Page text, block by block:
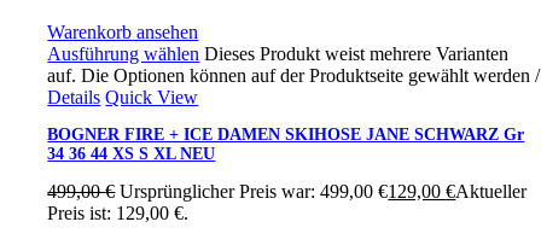
Warenkorb ansehen
Ausführung wählen Dieses Produkt weist mehrere Varianten
auf. Die Optionen können auf der Produktseite gewählt werden/
Details Quick View
BOGNER FIRE + ICE DAMEN SKIHOSE JANE SCHWARZ Gr
34 36 44 XS S XL NEU
499,00€ Ursprünglicher Preis war: 499,00 €129,00€Aktueller
Preis ist: 129,00 €.